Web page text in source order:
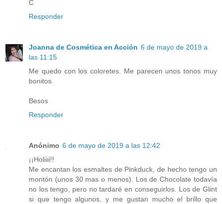
C
Responder
Joanna de Cosmética en Acción 6 de mayo de 2019 a
las 11:15
Me quedo con los coloretes. Me parecen unos tonos muy
bonitos.
Besos
Responder
Anónimo 6 de mayo de 2019 a las 12:42
¡¡Holiiii!!
Me encantan los esmaltes de Pinkduck, de hecho tengo un
montón (unos 30 mas o menos). Los de Chocolate todavía
no los tengo, pero no tardaré en conseguirlos. Los de Glint
si que tengo algunos, y me gustan mucho el brillo que